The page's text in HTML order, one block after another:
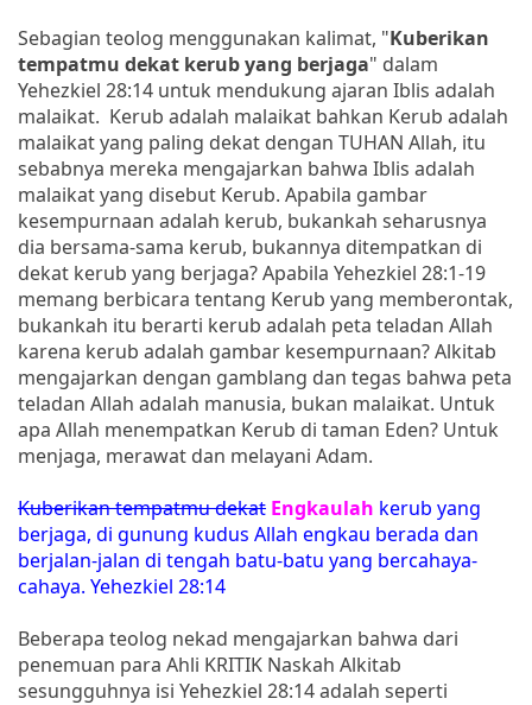
Sebagian teolog menggunakan kalimat, "Kuberikan
tempatmu dekat kerub yang berjaga" dalam
Yehezkiel 28:14 untuk mendukung ajaran Iblis adalah
malaikat. Kerub adalah malaikat bahkan Kerub adalah
malaikat yang paling dekat dengan TUHAN Allah, itu
sebabnya mereka mengajarkan bahwa Iblis adalah
malaikat yang disebut Kerub. Apabila gambar
kesempurnaan adalah kerub, bukankah seharusnya
dia bersama-sama kerub, bukannya ditempatkan di
dekat kerub yang berjaga? Apabila Yehezkiel 28:1-19
memang berbicara tentang Kerub yang memberontak,
bukankah itu berarti kerub adalah peta teladan Allah
karena kerub adalah gambar kesempurnaan? Alkitab
mengajarkan dengan gamblang dan tegas bahwa peta
teladan Allah adalah manusia, bukan malaikat. Untuk
apa Allah menempatkan Kerub di taman Eden? Untuk
menjaga, merawat dan melayani Adam.
Kuberikan tempatmu dekat Engkaulah kerub yang
berjaga, di gunung kudus Allah engkau berada dan
berjalan-jalan di tengah batu-batu yang bercahaya-
cahaya. Yehezkiel 28:14
Beberapa teolog nekad mengajarkan bahwa dari
penemuan para Ahli KRITIK Naskah Alkitab
sesungguhnya isi Yehezkiel 28:14 adalah seperti